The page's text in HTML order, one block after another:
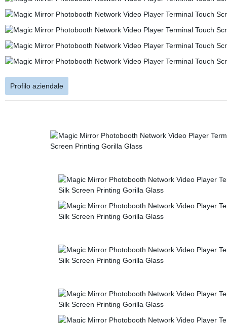
Profilo aziendale